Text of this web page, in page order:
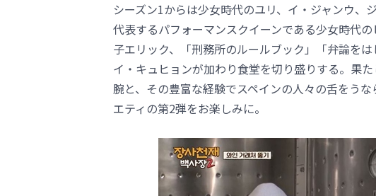
シーズン1からは少女時代のユリ、イ・ジャンウ、
代表するパフォーマンスクイーンである少女時代
子エリック、「刑務所のルールブック」「弁論を
イ・キュヒョンが加わり食堂を切り盛りする。果
腕と、その豊富な経験でスペインの人々の舌をう
エティの第2弾をお楽しみに。